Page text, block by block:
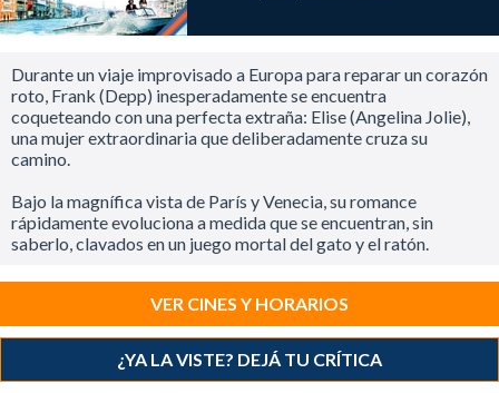
Durante un viaje improvisado a Europa para reparar un corazón
roto, Frank (Depp) inesperadamente se encuentra
coqueteando con una perfecta extraña: Elise (Angelina Jolie),
una mujer extraordinaria que deliberadamente cruza su
camino.
Bajo la magnífica vista de París y Venecia, su romance
rápidamente evoluciona a medida que se encuentran, sin
saberlo, clavados en un juego mortal del gato y el ratón.
VER CINES Y HORARIOS
¿YA LA VISTE? DEJÁ TU CRÍTICA